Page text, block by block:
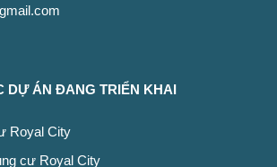
DỰ ÁN ĐANG TRIỂN KHAI
Royal City
cư Royal City